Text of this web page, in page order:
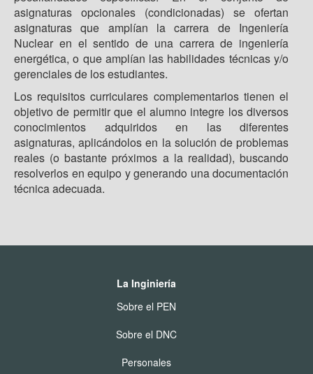
asignaturas opcionales (condicionadas) se ofertan
asignaturas que amplían la carrera de Ingeniería
Nuclear en el sentido de una carrera de ingeniería
energética, o que amplían las habilidades técnicas y/o
gerenciales de los estudiantes.
Los requisitos curriculares complementarios tienen el
objetivo de permitir que el alumno integre los diversos
conocimientos adquiridos en las diferentes
asignaturas, aplicándolos en la solución de problemas
reales (o bastante próximos a la realidad), buscando
resolverlos en equipo y generando una documentación
técnica adecuada.
La Inginiería
Sobre el PEN
Sobre el DNC
Personales